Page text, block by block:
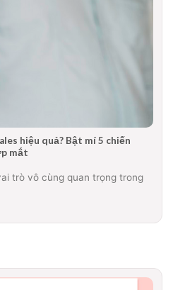
hiệu quả? Bật mí 5 chiến
mắt
trò vô cùng quan trọng trong